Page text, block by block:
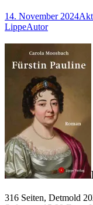
14. November 2024
LippeAutor
316 Seiten, Detmold